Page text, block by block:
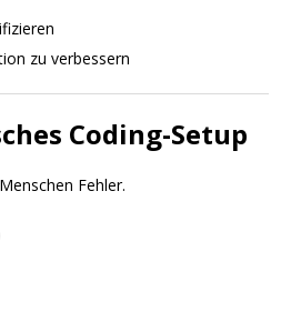
zu verbessern
Coding-Setup
Fehler.